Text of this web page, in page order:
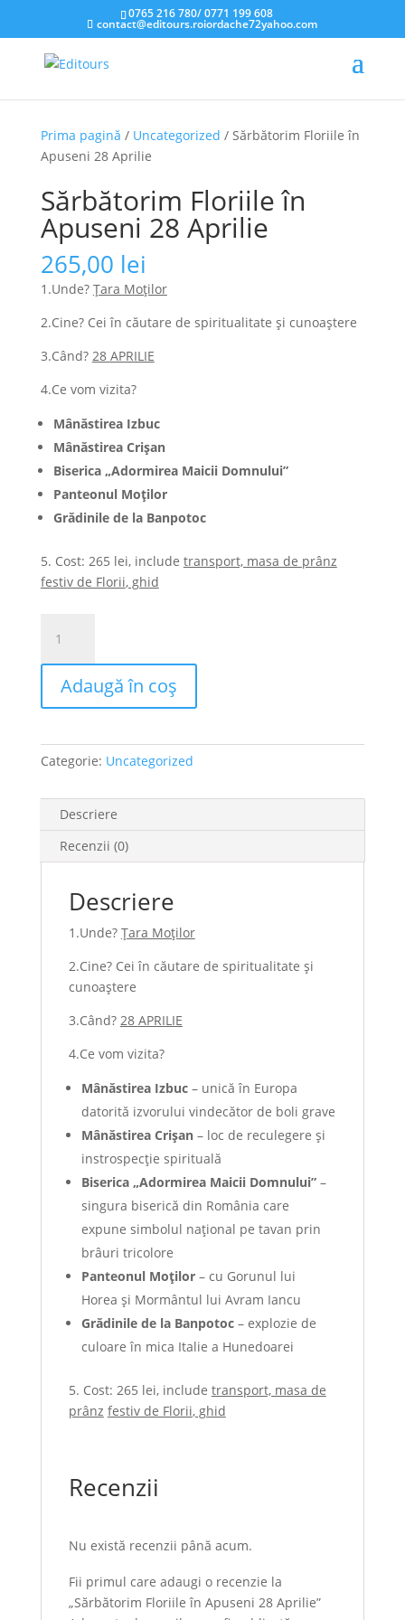
0765 216 780/0771 199 608
contact@editours.roiordache72yahoo.com
Prima pagină / Uncategorized / Sărbătorim Floriile în
Apuseni 28 Aprilie
Sărbătorim Floriile în
Apuseni 28 Aprilie
265,00 lei
1.Unde? Țara Moților
2.Cine? Cei în căutare de spiritualitate și cunoaștere
3.Când? 28 APRILIE
4.Ce vom vizita?
Mânăstirea Izbuc
Mânăstirea Crișan
Biserica „Adormirea Maicii Domnului”
Panteonul Moților
Grădinilede la Banpotoc
5. Cost: 265 lei, include transport, masa de prânz
festiv de Florii,ghid
Sărbătorim
Floriile
Apuseni
Aprilie
Adaugă în coș
Categorie: Uncategorized
Descriere
Recenzii (0)
Descriere
1.Unde? Țara Moților
2.Cine? Cei în căutare de spiritualitate și
cunoaștere
3.Când? 28 APRILIE
4.Ce vom vizita?
Mânăstirea Izbuc– unică în Europa
datorită izvorului vindecător de boli grave
Mânăstirea Crișan – loc de reculegere și
instrospecție spirituală
Biserica „Adormirea Maicii Domnului”–
singura biserică din România care
expune simbolul național pe tavan prin
brâuri tricolore
Panteonul Moților– cu Gorunul lui
Horea și Mormântul lui Avram Iancu
Grădinilede la Banpotoc– explozie de
culoare în mica Italie a Hunedoarei
5. Cost: 265 lei, include transport, masa de
prânz festiv de Florii,ghid
Recenzii
Nu există recenzii până acum.
Fii primul care adaugi o recenzie la
„Sărbătorim Floriile în Apuseni 28 Aprilie”